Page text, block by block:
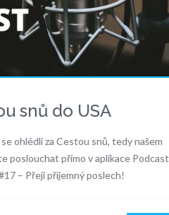
snů do USA
ohlédli za Cestou snů, tedy našem
poslouchat přímo v aplikace Podcast
– Přeji příjemný poslech!